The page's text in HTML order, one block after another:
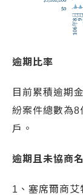
逾期比率
目前累積逾期
紛案件總數為8
戶。
逾期且未協商
1、塞席爾商艾